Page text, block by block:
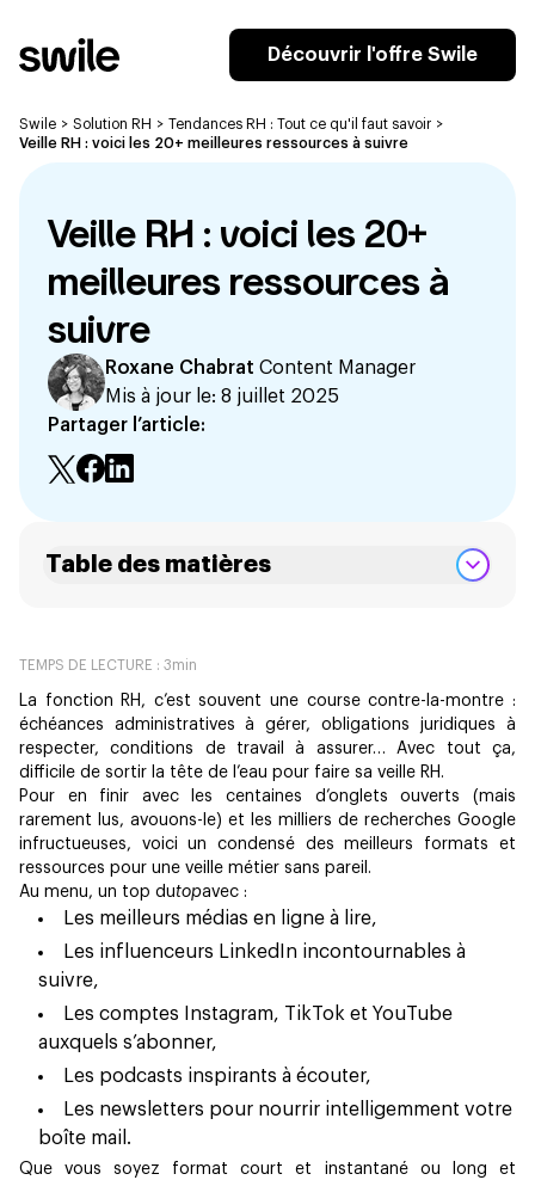
Découvrir l'offre Swile
Swile > Solution RH > Tendances RH : Tout ce qu'il faut savoir >
Veille RH : voici les 20+ meilleures ressources à suivre
Veille RH : voici les 20+
meilleures ressources à
suivre
Roxane Chabrat Content Manager
Mis à jour le: 8 juillet 2025
Partager l’article:
TEMPS DE LECTURE : 3min
La fonction RH, c’est souvent une course contre-la-montre :
échéances administratives à gérer, obligations juridiques à
respecter, conditions de travail à assurer… Avec tout ça,
difficile de sortir la tête de l’eau pour faire sa veille RH.
Pour en finir avec les centaines d’onglets ouverts (mais
rarement lus, avouons-le) et les milliers de recherches Google
infructueuses, voici un condensé des meilleurs formats et
ressources pour une veille métier sans pareil.
Au menu, un top dutopavec :
Les meilleurs médias en ligne à lire,
Les influenceurs LinkedIn incontournables à
suivre,
Les comptes Instagram, TikTok et YouTube
auxquels s’abonner,
Les podcasts inspirants à écouter,
Les newsletters pour nourrir intelligemment votre
boîte mail.
Que vous soyez format court et instantané ou long et
Table des matières